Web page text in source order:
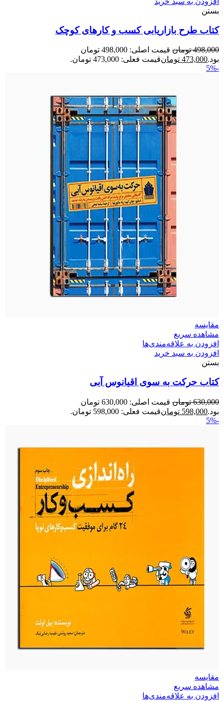
بستن
کتاب طرح بازاریابی کسب‌ و‌ کارهای کوچک
498,000 تومان
قیمت اصلی: 498,000 تومان
بود.473,000 تومانقیمت فعلی: 473,000 تومان.
-5%
مقایسه
مشاهده سریع
افزودن به علاقه‌مندی‌ها
افزودن به سبد خرید
بستن
کتاب حرکت به سوی اقیانوس آبی
630,000 تومان
قیمت اصلی: 630,000 تومان
بود.598,000 تومانقیمت فعلی: 598,000 تومان.
-5%
مقایسه
مشاهده سریع
افزودن به علاقه‌مندی‌ها